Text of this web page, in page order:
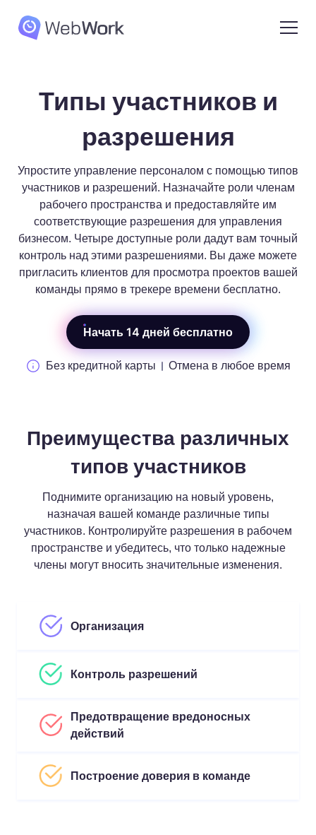
Типы участников и
разрешения
Упростите управление персоналом с помощью типов
участников и разрешений. Назначайте роли членам
рабочего пространства и предоставляйте им
соответствующие разрешения для управления
бизнесом. Четыре доступные роли дадут вам точный
контроль над этими разрешениями. Вы даже можете
пригласить клиентов для просмотра проектов вашей
команды прямо в трекере времени бесплатно.
Начать 14 дней бесплатно
Без кредитной карты Отмена в любое время
Преимущества различных
типов участников
Поднимите организацию на новый уровень,
назначая вашей команде различные типы
участников. Контролируйте разрешения в рабочем
пространстве и убедитесь, что только надежные
члены могут вносить значительные изменения.
Организация
Контроль разрешений
Предотвращение вредоносных
действий
Построение доверия в команде